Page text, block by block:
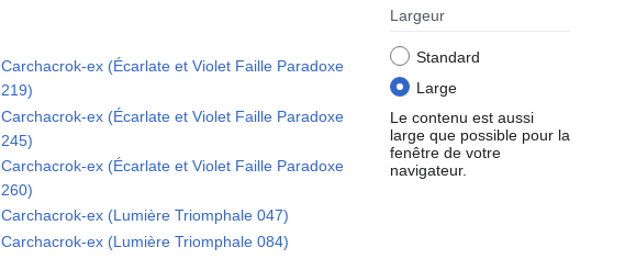
Largeur
Standard
Large
Le contenu est aussi
large que possible pour la
fenêtre de votre
navigateur.
Carchacrok-ex (Écarlate et Violet Faille Paradoxe
219)
Carchacrok-ex (Écarlate et Violet Faille Paradoxe
245)
Carchacrok-ex (Écarlate et Violet Faille Paradoxe
260)
Carchacrok-ex (Lumière Triomphale 047)
Carchacrok-ex (Lumière Triomphale 084)